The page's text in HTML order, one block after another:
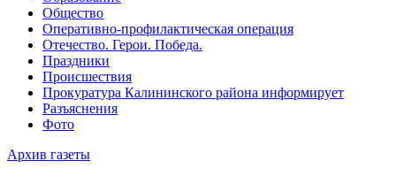
Общество
Оперативно-профилактическая операция
Отечество. Герои. Победа.
Праздники
Происшествия
Прокуратура Калининского района информирует
Разъяснения
Фото
Архив газеты